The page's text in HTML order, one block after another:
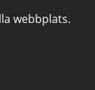
webbplats.